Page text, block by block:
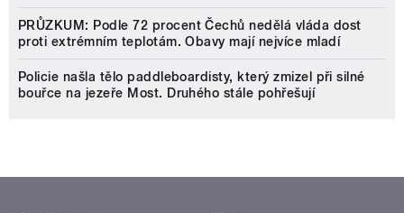
PRŮZKUM: Podle 72 procent Čechů nedělá vláda dost
proti extrémním teplotám. Obavy mají nejvíce mladí
Policie našla tělo paddleboardisty, který zmizel při silné
bouřce na jezeře Most. Druhého stále pohřešují